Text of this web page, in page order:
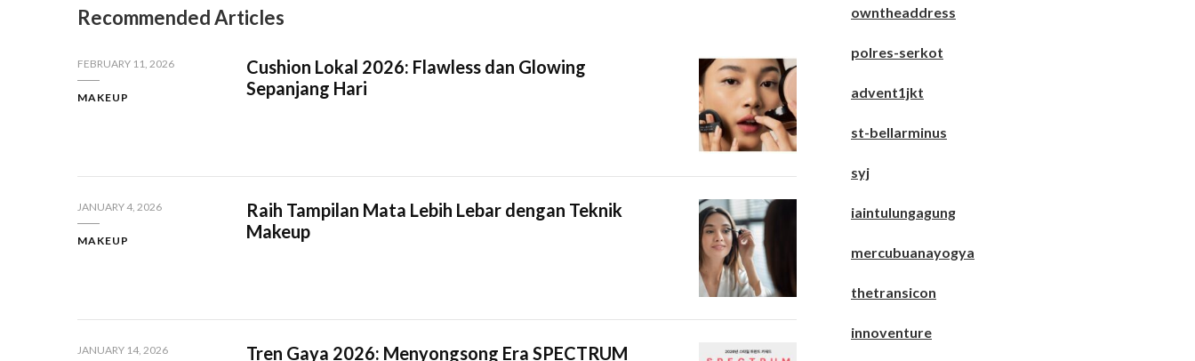
Recommended Articles
FEBRUARY 11, 2026
MAKEUP
Cushion Lokal 2026: Flawless dan Glowing
Sepanjang Hari
JANUARY 4, 2026
MAKEUP
Raih Tampilan Mata Lebih Lebar dengan Teknik
Makeup
JANUARY 14, 2026 Tren Gaya 2026: Menyongsong Era SPECTRUM
owntheaddress
polres-serkot
advent1jkt
st-bellarminus
syj
iaintulungagung
mercubuanayogya
thetransicon
innoventure